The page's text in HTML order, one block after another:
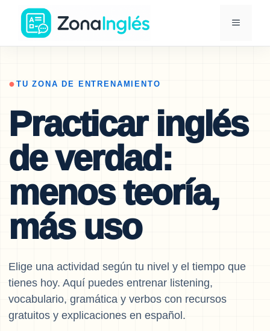
Saltar
contenido
la
de
ZonaInglés
MENÚ
● TU ZONA DE ENTRENAMIENTO
Practicar inglés
de verdad:
menos teoría,
más uso
Elige una actividad según tu nivel y el tiempo que
tienes hoy. Aquí puedes entrenar listening,
vocabulario, gramática y verbos con recursos
gratuitos y explicaciones en español.